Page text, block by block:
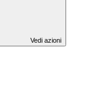
Vedi azioni